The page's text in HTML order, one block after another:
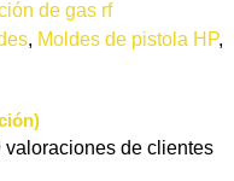
, Moldes de pistola HP,
valoraciones de clientes